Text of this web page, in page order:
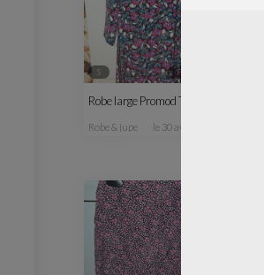
S
Robe large Promod T 36
robe & jupe le 30 avr. 2023